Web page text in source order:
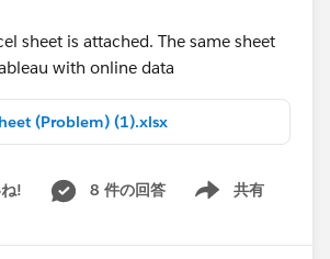
sheet is attached. The same sheet
with online data
(Problem) (1).xlsx
! 8 件の回答 共有
Show menu